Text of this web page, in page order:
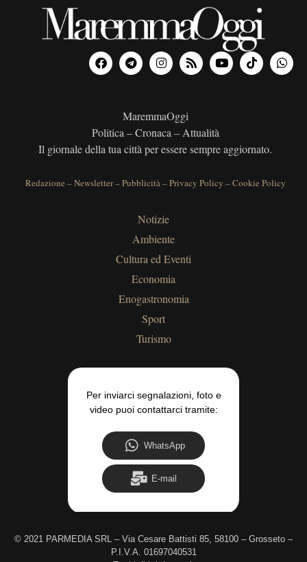
MaremmaOggi
Politica – Cronaca – Attualità
Il giornale della tua città per essere sempre aggiornato.
Redazione –Newsletter–Pubblicità–Privacy Policy –Cookie Policy
Notizie
Ambiente
Cultura ed Eventi
Economia
Enogastronomia
Sport
Turismo
Per inviarci segnalazioni, foto e
video puoi contattarci tramite:
WhatsApp
E-mail
© 2021 PARMEDIA SRL – Via Cesare Battisti 85, 58100 – Grosseto –
P.I.V.A. 01697040531